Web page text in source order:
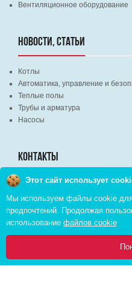
Главная Каталог
Вентиляционное оборудование
НОВОСТИ, СТАТЬИ
Котлы
Автоматика, управление и
Теплые полы
Трубы и арматура
Насосы
КОНТАКТЫ
г. Минск, ВЦ "Экспобел",
г. Минск, ул. М. Лынькова, д. 35,
+375 (29) 110-46-46 (А1)
+375 (29) 373-90-16 (A1)
Этот сайт использует
Мы используем файлы cookie
предпочтений. Продолжая
использование файлов cookie